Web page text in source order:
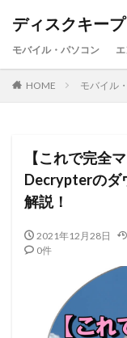
ディスクキープ
モバイル・パソコン
HOME モバイル
【これで完全
Decrypterのダ
解説！
2021年12月28日
0件